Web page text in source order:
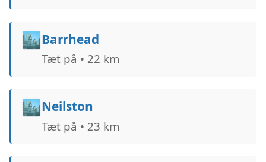
🏙️Barrhead
Tæt på • 22 km
🏙️Neilston
Tæt på • 23 km